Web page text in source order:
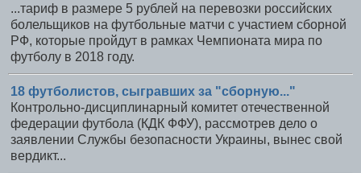
...тариф в размере 5 рублей на перевозки российских
болельщиков на футбольные матчи с участием сборной
РФ, которые пройдут в рамках Чемпионата мира по
футболу в 2018 году.
18 футболистов, сыгравших за "сборную..."
Контрольно-дисциплинарный комитет отечественной
федерации футбола (КДК ФФУ), рассмотрев дело о
заявлении Службы безопасности Украины, вынес свой
вердикт...